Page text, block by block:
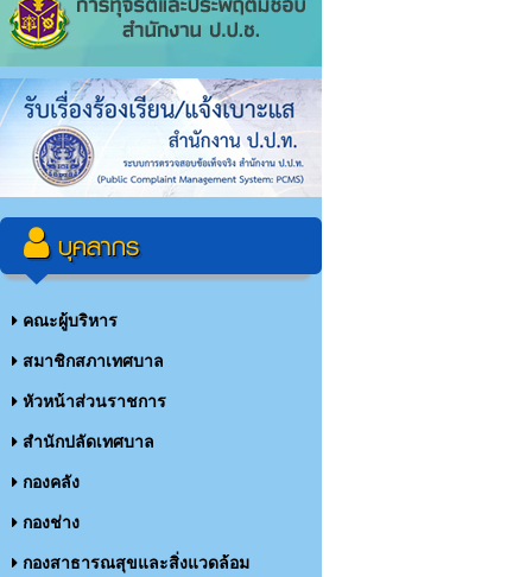
บุคลากร
คณะผู้บริหาร
สมาชิกสภาเทศบาล
หัวหน้าส่วนราชการ
สำนักปลัดเทศบาล
กองคลัง
กองช่าง
กองสาธารณสุขและสิ่งแวดล้อม